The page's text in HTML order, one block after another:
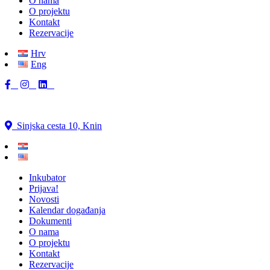
O projektu
Kontakt
Rezervacije
Hrv
Eng
Sinjska cesta 10, Knin
Inkubator
Prijava!
Novosti
Kalendar događanja
Dokumenti
O nama
O projektu
Kontakt
Rezervacije